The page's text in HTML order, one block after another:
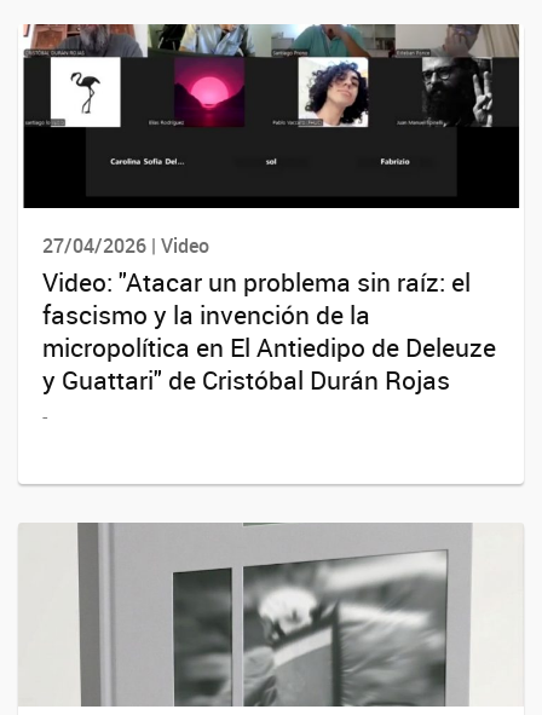
27/04/2026 | Video
Video: "Atacar un problema sin raíz: el
fascismo y la invención de la
micropolítica en El Antiedipo de Deleuze
y Guattari" de Cristóbal Durán Rojas
-